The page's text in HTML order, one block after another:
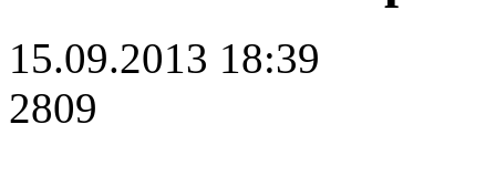
15.09.2013 18:39
2809